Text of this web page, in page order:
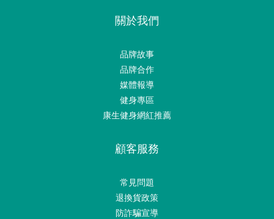
關於我們
品牌故事
品牌合作
媒體報導
健身專區
康生健身網紅推薦
顧客服務
常見問題
退換貨政策
防詐騙宣導